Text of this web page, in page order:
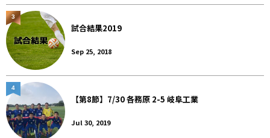
試合結果2019
Sep 25, 2018
3
【第8節】7/30 各務原 2-5 岐阜工業
Jul 30, 2019
4